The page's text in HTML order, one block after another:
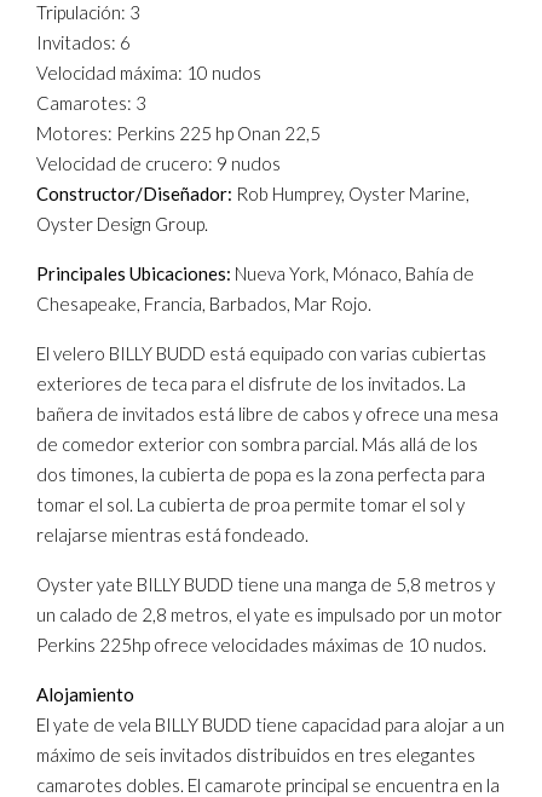
Tripulación: 3
Invitados: 6
Velocidad máxima: 10 nudos
Camarotes: 3
Motores: Perkins 225 hp Onan 22,5
Velocidad de crucero: 9 nudos
Constructor/Diseñador: Rob Humprey, Oyster Marine,
Oyster Design Group.
Principales Ubicaciones: Nueva York, Mónaco, Bahía de
Chesapeake, Francia, Barbados, Mar Rojo.
El velero BILLY BUDD está equipado con varias cubiertas
exteriores de teca para el disfrute de los invitados. La
bañera de invitados está libre de cabos y ofrece una mesa
de comedor exterior con sombra parcial. Más allá de los
dos timones, la cubierta de popa es la zona perfecta para
tomar el sol. La cubierta de proa permite tomar el sol y
relajarse mientras está fondeado.
Oyster yate BILLY BUDD tiene una manga de 5,8 metros y
un calado de 2,8 metros, el yate es impulsado por un motor
Perkins 225hp ofrece velocidades máximas de 10 nudos.
Alojamiento
El yate de vela BILLY BUDD tiene capacidad para alojar a un
máximo de seis invitados distribuidos en tres elegantes
camarotes dobles. El camarote principal se encuentra en la